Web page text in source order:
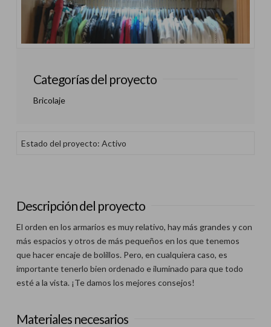
Categorías del proyecto
Bricolaje
Estado del proyecto: Activo
Descripción del proyecto
El orden en los armarios es muy relativo, hay más grandes y con
más espacios y otros de más pequeños en los que tenemos
que hacer encaje de bolillos. Pero, en cualquiera caso, es
importante tenerlo bien ordenado e iluminado para que todo
esté a la vista. ¡Te damos los mejores consejos!
Materiales necesarios